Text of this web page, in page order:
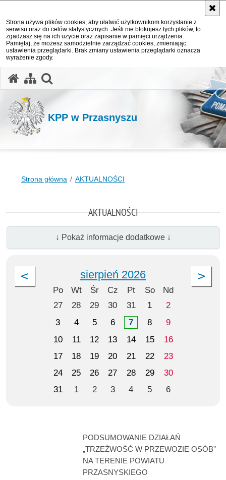
Strona używa plików cookies, aby ułatwić użytkownikom korzystanie z
serwisu oraz do celów statystycznych. Jeśli nie blokujesz tych plików, to
zgadzasz się na ich użycie oraz zapisanie w pamięci urządzenia.
Pamiętaj, że możesz samodzielnie zarządzać cookies, zmieniając
ustawienia przeglądarki. Brak zmiany ustawienia przeglądarki oznacza
wyrażenie zgody.
KPP w Przasnyszu
Strona główna AKTUALNOŚCI
AKTUALNOŚCI
↓ Pokaż informacje dodatkowe ↓
sierpień 2026
Po Wt Śr Cz Pt So
Nd
27
28 29 30 31 1
2
3
4 5 6 7 8
9
10
11 12 13 14 15
16
17
18 19 20 21 22
23
24
25 26 27 28 29
30
31
1 2 3 4 5 6
PODSUMOWANIE DZIAŁAŃ
„TRZEŹWOŚĆ W PRZEWOZIE OSÓB”
NA TERENIE POWIATU
PRZASNYSKIEGO